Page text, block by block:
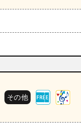
その他